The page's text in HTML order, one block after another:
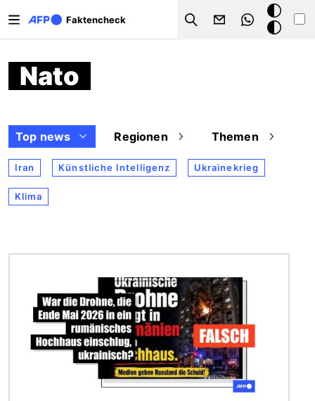
Faktencheck
Search
Dark
Mode
Nato
Top news Regionen Themen
Iran Künstliche Intelligenz Ukrainekrieg
Klima